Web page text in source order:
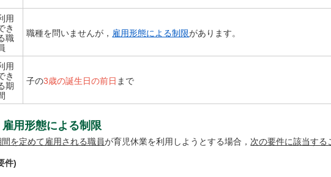
用
き
職
職種を問いませんが， 雇用形態による制限があります。
用
き
期
子の3歳の誕生日の前日 まで
雇用形態による制限
間を定めて雇用される職員が育児休業を利用しようとする場合， 次の要件に該当する
件)